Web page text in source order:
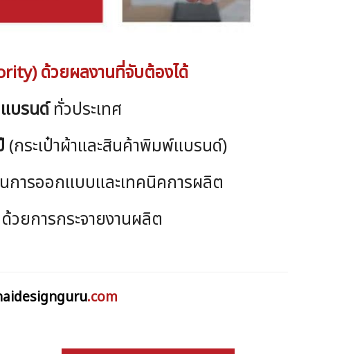
ด้วยผลงานที่จับต้องได้
บรนด์ทั่วประเทศ
(กระเป๋าผ้าและสินค้าพิมพ์แบรนด์)
การออกแบบและเทคนิคการผลิต
ด้วยการกระจายงานผลิต
.com